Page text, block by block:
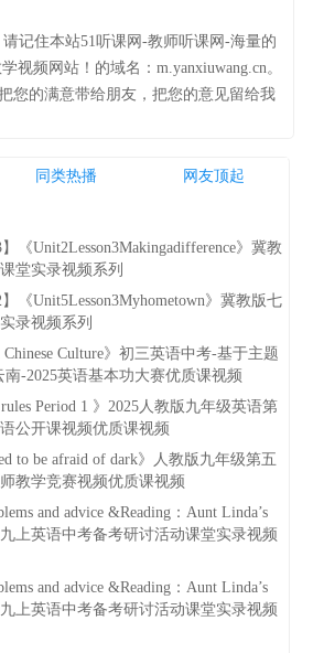
记住本站51听课网-教师听课网-海量的
视频网站！的域名：m.yanxiuwang.cn。
您的满意带给朋友，把您的意见留给我
同类热播 网友顶起
《Unit2Lesson3Makingadifference》冀教
堂实录视频系列
《Unit5Lesson3Myhometown》冀教版七
录视频系列
Culture》初三英语中考-基于主题
-2025英语基本功大赛优质课视频
Period 1 》2025人教版九年级英语第
公开课视频优质课视频
to be afraid of dark》人教版九年级第五
教学竞赛视频优质课视频
and advice &Reading：Aunt Linda’s
九上英语中考备考研讨活动课堂实录视频
and advice &Reading：Aunt Linda’s
九上英语中考备考研讨活动课堂实录视频